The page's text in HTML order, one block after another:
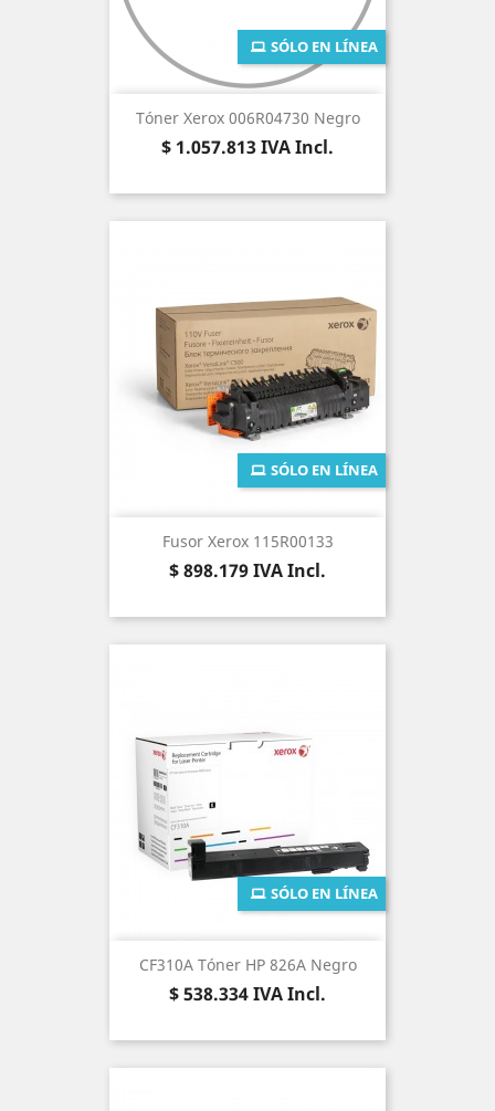
Tóner Xerox 006R04730 Negro
Precio
$ 1.057.813IVA Incl.
SÓLO EN LÍNEA
Fusor Xerox 115R00133
Precio
$ 898.179IVA Incl.
SÓLO EN LÍNEA
CF310A Tóner HP 826A Negro
Precio
$ 538.334IVA Incl.
SÓLO EN LÍNEA